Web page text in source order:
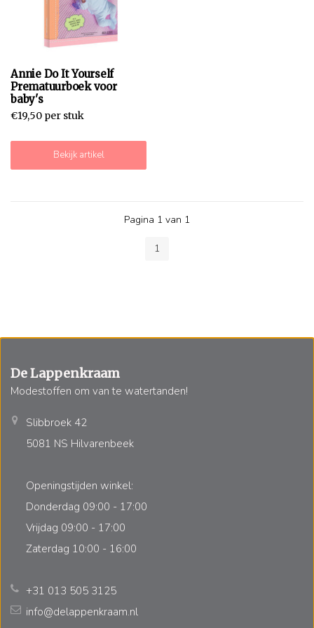
Annie Do It Yourself
Prematuurboek voor
baby's
€19,50 per stuk
Bekijk artikel
Pagina 1 van 1
1
De Lappenkraam
Modestoffen om van te watertanden!
Slibbroek 42
5081 NS Hilvarenbeek
Openingstijden winkel:
Donderdag 09:00 - 17:00
Vrijdag 09:00 - 17:00
Zaterdag 10:00 - 16:00
+31 013 505 3125
info@delappenkraam.nl